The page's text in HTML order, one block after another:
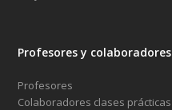
Profesores y colaboradores
Profesores
Colaboradores clases prácticas